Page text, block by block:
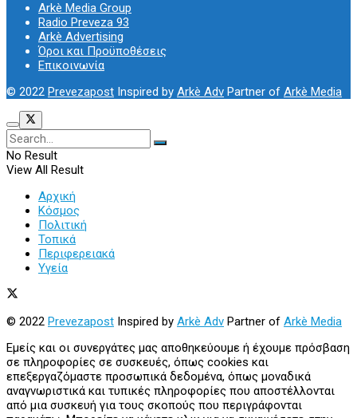
Arkè Media Group
Radio Preveza 93
Arkè Advertising
Όροι και Προϋποθέσεις
Επικοινωνία
© 2022 Prevezapost Inspired by Arkè Adv Partner of Arkè Media
No Result
View All Result
Αρχική
Κόσμος
Πολιτική
Τοπικά
Περιφερειακά
Υγεία
© 2022 Prevezapost Inspired by Arkè Adv Partner of Arkè Media
Εμείς και οι συνεργάτες μας αποθηκεύουμε ή έχουμε πρόσβαση
σε πληροφορίες σε συσκευές, όπως cookies και
επεξεργαζόμαστε προσωπικά δεδομένα, όπως μοναδικά
αναγνωριστικά και τυπικές πληροφορίες που αποστέλλονται
από μια συσκευή για τους σκοπούς που περιγράφονται